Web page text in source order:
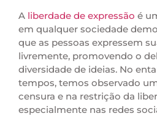
A liberdade de expressão é
em qualquer sociedade
que as pessoas expressem
livremente, promovendo o
diversidade de ideias. No
tempos, temos observado
censura e na restrição da
especialmente nas redes